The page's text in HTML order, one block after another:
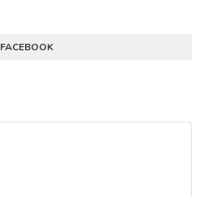
FACEBOOK